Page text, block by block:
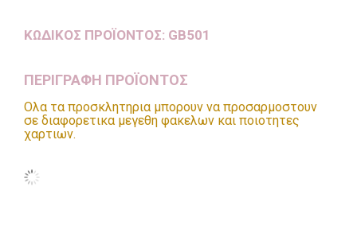
ΚΩΔΙΚΌΣ ΠΡΟΪΌΝΤΟΣ: GB501
ΠΕΡΙΓΡΑΦΗ ΠΡΟΪΟΝΤΟΣ
Ολα τα προσκλητηρια μπορουν να προσαρμοστουν
σε διαφορετικα μεγεθη φακελων και ποιοτητες
χαρτιων.